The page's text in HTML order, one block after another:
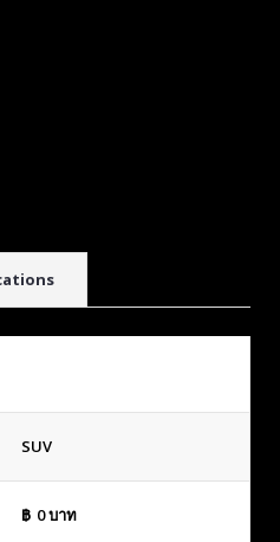
SUV
฿ 0บาท